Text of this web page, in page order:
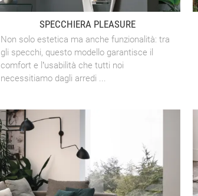
SPECCHIERA PLEASURE
Non solo estetica ma anche funzionalità: tra
gli specchi, questo modello garantisce il
comfort e l’usabilità che tutti noi
necessitiamo dagli arredi ...